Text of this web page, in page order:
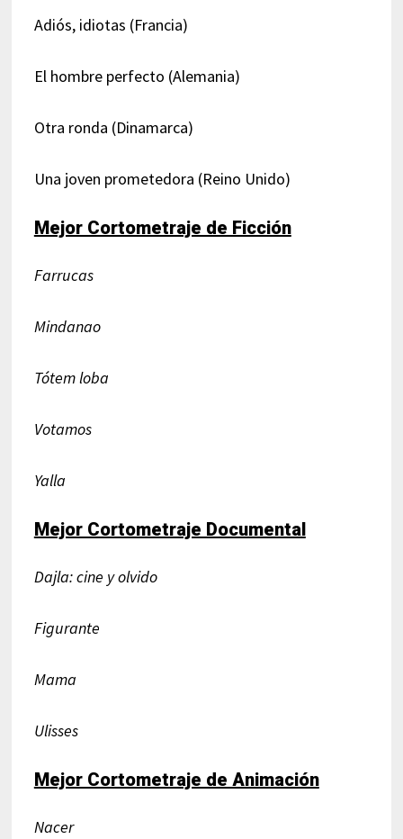
Adiós, idiotas (Francia)
El hombre perfecto (Alemania)
Otra ronda (Dinamarca)
Una joven prometedora (Reino Unido)
Mejor Cortometraje de Ficción
Farrucas
Mindanao
Tótem loba
Votamos
Yalla
Mejor Cortometraje Documental
Dajla: cine y olvido
Figurante
Mama
Ulisses
Mejor Cortometraje de Animación
Nacer